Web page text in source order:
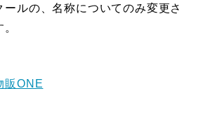
ールの、名称についてのみ変更さ
販ONE